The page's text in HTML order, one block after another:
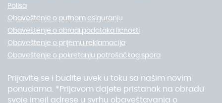
Polisa
Obaveštenje o putnom osiguranju
Obaveštenje o obradi podataka ličnosti
Obaveštenje o prijemu reklamacija
Obaveštenje o pokretanju potrošačkog spora
Prijavite se i budite uvek u toku sa našim novim
ponudama. *Prijavom dajete pristanak na obradu
svoje imejl adrese u svrhu obaveštavanja o